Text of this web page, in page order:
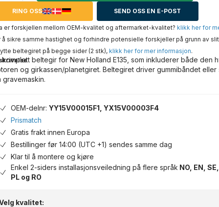
RING OSS SEND OSS EN E-POST
er forskjellen mellom OEM-kvalitet og aftermarket-kvalitet? klikk her for
å sikre samme hastighet og forhindre potensielle forskjeller på grunn av
beltegiret på begge sider (2 stk),klikk her for mer informasjon.
komplett beltegir for New Holland E135, som inkluderer både den
og girkassen/planetgiret. Beltegiret driver gummibåndet eller
gravemaskin.
OEM-delnr: YY15V00015F1, YX15V00003F4
Prismatch
Gratis frakt innen Europa
Bestillinger før 14:00 (UTC +1) sendes samme dag
Klar til å montere og kjøre
Enkel 2-siders installasjonsveiledning på flere språk NO, EN,
PL og RO
kvalitet: